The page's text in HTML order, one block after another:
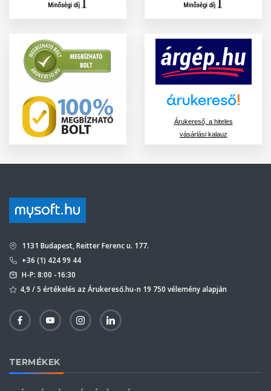
Árukereső, a hiteles
vásárlási kalauz
1131 Budapest, Reitter Ferenc u. 177.
+36 (1) 424 99 44
H-P: 8:00 -16:30
4,9 / 5 értékelés az Árukereső.hu-n 19 750 vélemény alapján
TERMÉKEK